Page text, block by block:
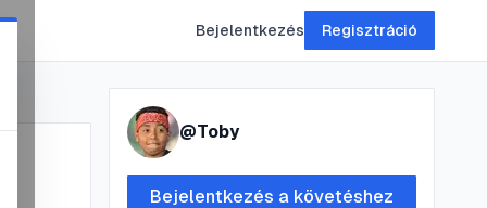
Bejelentkezés Regisztráció
@Toby
Bejelentkezés a követéshez